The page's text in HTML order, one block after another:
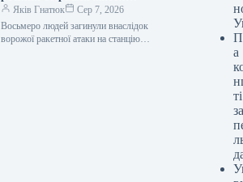
залізничниці під Києвом
Яків Гнатюк
Сер 7, 2026
Восьмеро людей загинули внаслідок
ворожої ракетної атаки на станцію
а